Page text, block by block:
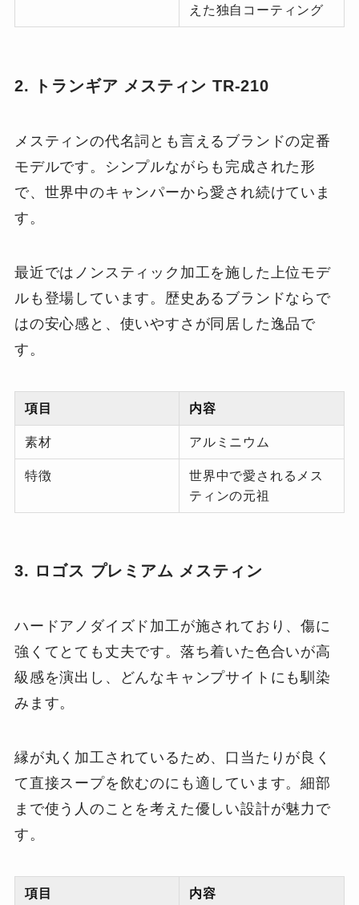
えた独自コーティング
2. トランギア メスティン TR-210
メスティンの代名詞とも言えるブランドの定番
モデルです。シンプルながらも完成された形
で、世界中のキャンパーから愛され続けていま
す。
最近ではノンスティック加工を施した上位モデ
ルも登場しています。歴史あるブランドならで
はの安心感と、使いやすさが同居した逸品で
す。
項目 内容
素材 アルミニウム
特徴
世界中で愛されるメス
ティンの元祖
3. ロゴス プレミアム メスティン
ハードアノダイズド加工が施されており、傷に
強くてとても丈夫です。落ち着いた色合いが高
級感を演出し、どんなキャンプサイトにも馴染
みます。
縁が丸く加工されているため、口当たりが良く
て直接スープを飲むのにも適しています。細部
まで使う人のことを考えた優しい設計が魅力で
す。
項目 内容